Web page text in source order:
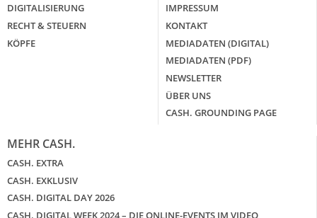
DIGITALISIERUNG
RECHT & STEUERN
KÖPFE
IMPRESSUM
KONTAKT
MEDIADATEN (DIGITAL)
MEDIADATEN (PDF)
NEWSLETTER
ÜBER UNS
CASH. GROUNDING PAGE
MEHR CASH.
CASH. EXTRA
CASH. EXKLUSIV
CASH. DIGITAL DAY 2026
CASH. DIGITAL WEEK 2024 – DIE ONLINE-EVENTS IM VIDEO